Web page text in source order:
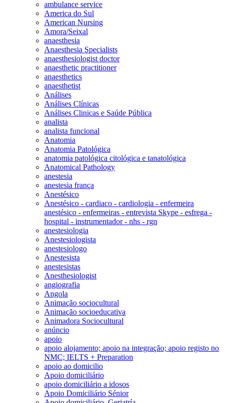
ambulance service
America do Sul
American Nursing
Amora/Seixal
anaesthesia
Anaesthesia Specialists
anaesthesiologist doctor
anaesthetic practitioner
anaesthetics
anaesthetist
Análises
Análises Clínicas
Análises Clinicas e Saúde Pública
analista
analista funcional
Anatomia
Anatomia Patológica
anatomia patológica citológica e tanatológica
Anatomical Pathology
anestesia
anestesia frança
Anestésico
Anestésico - cardiaco - cardiologia - enfermeira
anestésico - enfermeiras - entrevista Skype - esfrega -
hospital - instrumentador - nhs - rgn
anestesiologia
Anestesiologista
anestesiologo
Anestesista
anestesistas
Anesthesiologist
angiografia
Angola
Animação sociocultural
Animação socioeducativa
Animadora Sociocultural
anúncio
apoio
apoio alojamento; apoio na integração; apoio registo no
NMC; IELTS + Preparation
apoio ao domicilio
Apoio domiciliário
apoio domiciliário a idosos
Apoio Domiciliário Sénior